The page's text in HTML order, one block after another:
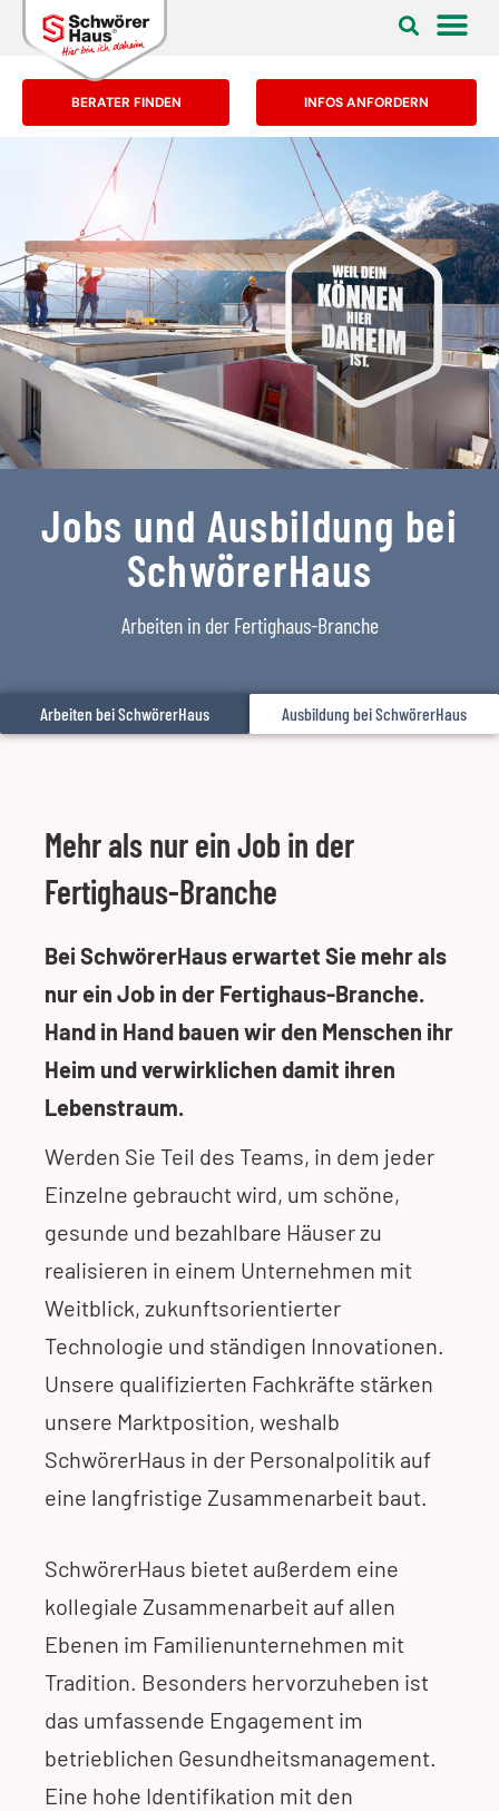
BERATER FINDEN INFOS ANFORDERN
Jobs und Ausbildung bei
SchwörerHaus
Arbeiten in der Fertighaus-Branche
Arbeiten bei SchwörerHaus Ausbildung bei SchwörerHaus
Mehr als nur ein Job in der
Fertighaus-Branche
Bei SchwörerHaus erwartet Sie mehr als
nur ein Job in der Fertighaus-Branche.
Hand in Hand bauen wir den Menschen ihr
Heim und verwirklichen damit ihren
Lebenstraum.
Werden Sie Teil des Teams, in dem jeder
Einzelne gebraucht wird, um schöne,
gesunde und bezahlbare Häuser zu
realisieren in einem Unternehmen mit
Weitblick, zukunftsorientierter
Technologie und ständigen Innovationen.
Unsere qualifizierten Fachkräfte stärken
unsere Marktposition, weshalb
SchwörerHaus in der Personalpolitik auf
eine langfristige Zusammenarbeit baut.
SchwörerHaus bietet außerdem eine
kollegiale Zusammenarbeit auf allen
Ebenen im Familienunternehmen mit
Tradition. Besonders hervorzuheben ist
das umfassende Engagement im
betrieblichen Gesundheitsmanagement.
Eine hohe Identifikation mit den